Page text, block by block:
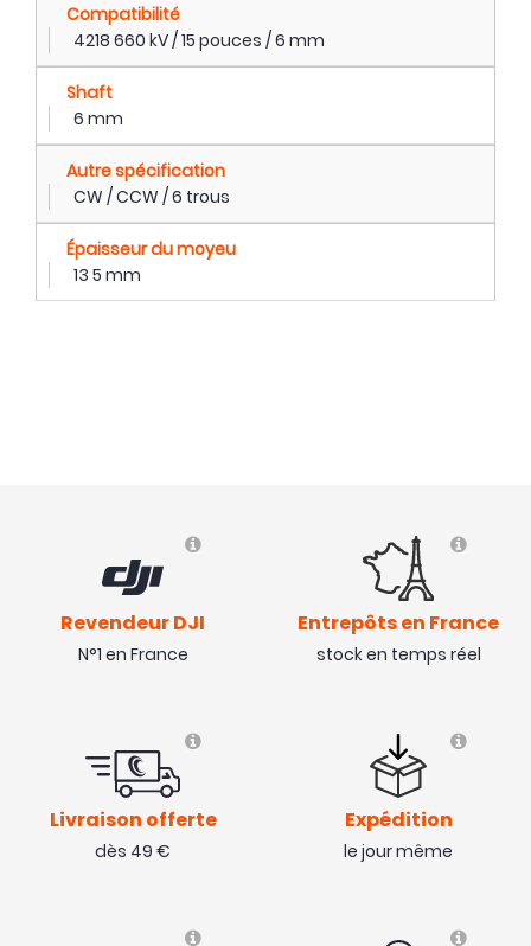
Compatibilité
4218 660 kV / 15 pouces / 6 mm
Shaft
6 mm
Autre spécification
CW / CCW / 6 trous
Épaisseur du moyeu
13 5 mm
Revendeur DJI
N°1 en France
Entrepôts en France
stock en temps réel
Livraison offerte
dès 49 €
Expédition
le jour même